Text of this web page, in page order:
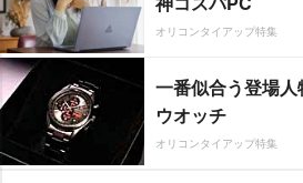
オリコンタイアップ特集
一番似合う登場
ウオッチ
オリコンタイアップ特集